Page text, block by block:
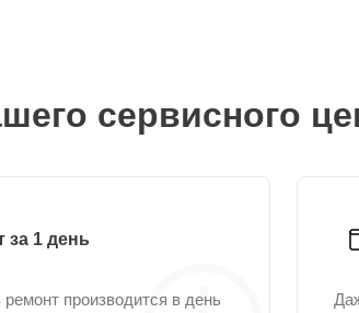
сервисного
за 1 день
производится в день